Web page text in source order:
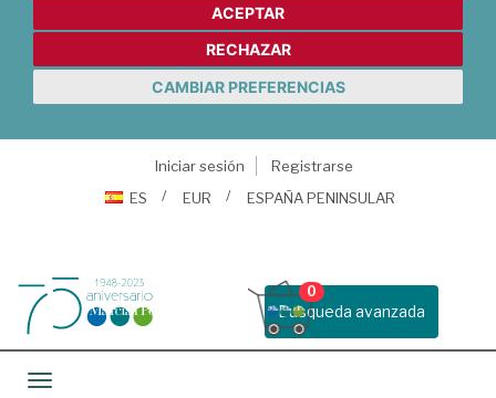
ACEPTAR
RECHAZAR
CAMBIAR PREFERENCIAS
Iniciar sesión
Registrarse
ES
EUR ESPAÑA PENINSULAR
Busqueda avanzada
0
Toggle navigation